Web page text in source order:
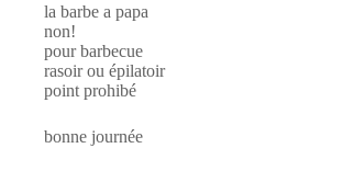
la barbe a papa
non!
pour barbecue
rasoir ou épilatoir
point prohibé
bonne journée